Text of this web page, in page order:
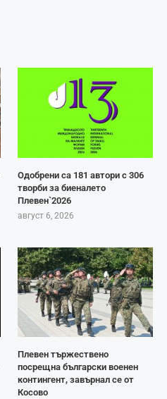
Одобрени са 181 автори с 306
творби за биеналето
Плевен`2026
август 6, 2026
Плевен тържествено
посрещна български военен
контингент, завърнал се от
Косово